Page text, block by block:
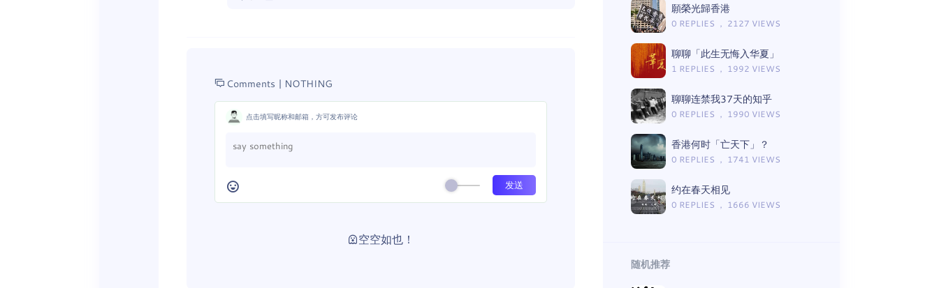
Comments | NOTHING
点击填写昵称和邮箱，方可发布评论
空空如也！
願榮光歸香港
0 REPLIES ， 2127 VIEWS
聊聊「此生无悔入华夏」
1 REPLIES ， 1992 VIEWS
聊聊连禁我37天的知乎
0 REPLIES ， 1990 VIEWS
香港何时「亡天下」？
0 REPLIES ， 1741 VIEWS
约在春天相见
0 REPLIES ， 1666 VIEWS
随机推荐